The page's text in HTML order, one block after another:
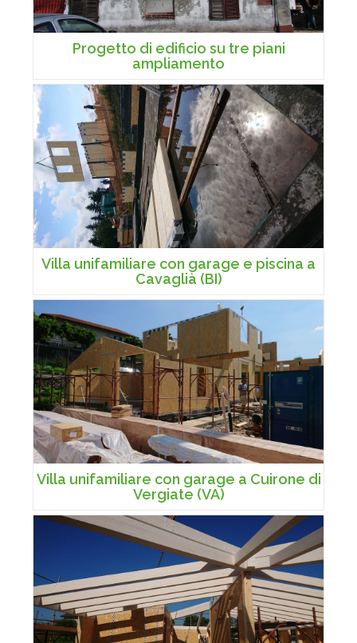
Progetto di edificio su tre piani
ampliamento
Villa unifamiliare con garage e piscina a
Cavaglià (BI)
Villa unifamiliare con garage a Cuirone di
Vergiate (VA)